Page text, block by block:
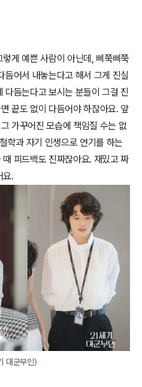
게 예쁜 사람이 아닌데, 삐쭉삐쭉
듬어서 내놓는다고 해서 그게 진실
다듬는다고 보시는 분들이 그걸 진
끝도 없이 다듬어야 하잖아요. 앞
가꾸어진 모습에 책임질 수는 없
학과 자기 인생으로 연기를 하는
피드백도 진짜잖아요. 재밌고 짜
요.
대군부인〉